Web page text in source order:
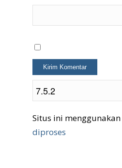
Situs ini
diproses